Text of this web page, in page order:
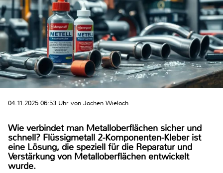
04.11.2025 06:53 Uhr von Jochen Wieloch
Wie verbindet man Metalloberflächen sicher und
schnell? Flüssigmetall 2-Komponenten-Kleber ist
eine Lösung, die speziell für die Reparatur und
Verstärkung von Metalloberflächen entwickelt
wurde.